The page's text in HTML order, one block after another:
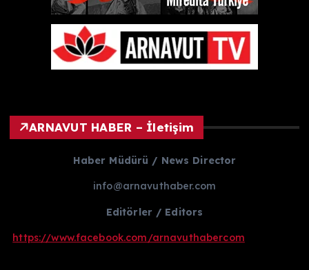
ARNAVUT HABER – İletişim
Haber Müdürü / News Director
info@arnavuthaber.com
Editörler / Editors
https://www.facebook.com/arnavuthabercom